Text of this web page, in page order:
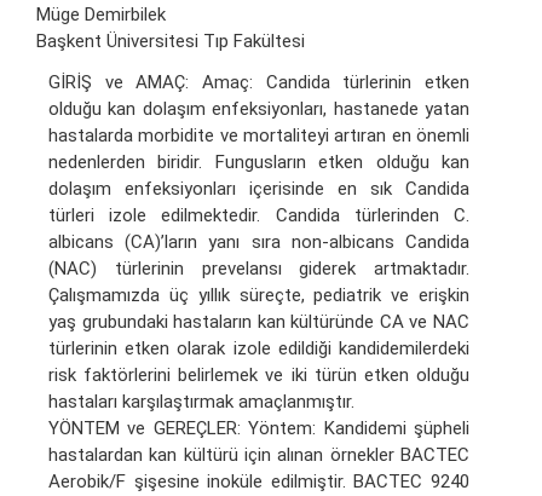
Müge Demirbilek
Başkent Üniversitesi Tıp Fakültesi
GİRİŞ ve AMAÇ: Amaç: Candida türlerinin etken
olduğu kan dolaşım enfeksiyonları, hastanede yatan
hastalarda morbidite ve mortaliteyi artıran en önemli
nedenlerden biridir. Fungusların etken olduğu kan
dolaşım enfeksiyonları içerisinde en sık Candida
türleri izole edilmektedir. Candida türlerinden C.
albicans (CA)’ların yanı sıra non-albicans Candida
(NAC) türlerinin prevelansı giderek artmaktadır.
Çalışmamızda üç yıllık süreçte, pediatrik ve erişkin
yaş grubundaki hastaların kan kültüründe CA ve NAC
türlerinin etken olarak izole edildiği kandidemilerdeki
risk faktörlerini belirlemek ve iki türün etken olduğu
hastaları karşılaştırmak amaçlanmıştır.
YÖNTEM ve GEREÇLER: Yöntem: Kandidemi şüpheli
hastalardan kan kültürü için alınan örnekler BACTEC
Aerobik/F şişesine inoküle edilmiştir. BACTEC 9240